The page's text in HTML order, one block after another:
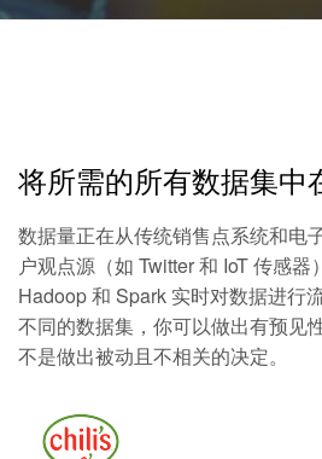
将所需的所有数据集中
数据量正在从传统销售点系统和电
户观点源（如 Twitter 和 IoT 传感
Hadoop 和 Spark 实时对数据进行
不同的数据集，你可以做出有预见
不是做出被动且不相关的决定。